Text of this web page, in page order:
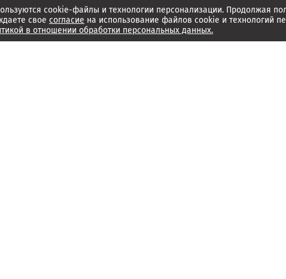
cookie-файлы и технологии персонализации. Продолжая
свое согласие на использование файлов cookie и технологий
в отношении обработки персональных данных.